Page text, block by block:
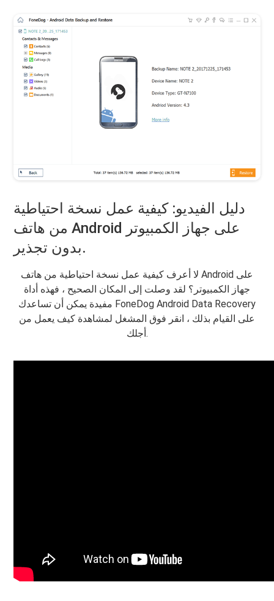
دليل الفيديو: كيفية عمل نسخة احتياطية
من هاتف Android على جهاز الكمبيوتر
بدون تجذير.
لا أعرف كيفية عمل نسخة احتياطية من هاتف Android على
جهاز الكمبيوتر؟ لقد وصلت إلى المكان الصحيح ، فهذه أداة
مفيدة يمكن أن تساعدك FoneDog Android Data Recovery
على القيام بذلك ، انقر فوق المشغل لمشاهدة كيف يعمل من
أجلك.